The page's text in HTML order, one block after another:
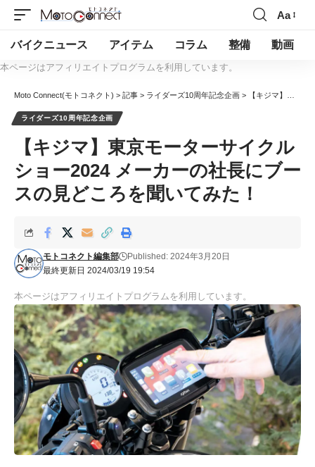
Aa
バイクニュース アイテム コラム 整備 動画
本ページはアフィリエイトプログラムを利用しています。
Moto Connect(モトコネクト) > 記事 > ライダーズ10周年記念企画 > 【キジマ】東京モーターサイクルショー2024 メーカーの社長にブースの見どころを聞いてみた！
ライダーズ10周年記念企画
【キジマ】東京モーターサイクル
ショー2024 メーカーの社長にブー
スの見どころを聞いてみた！
最終更新日 2024/03/19 19:54
モトコネクト編集部 Published: 2024年3月20日
本ページはアフィリエイトプログラムを利用しています。